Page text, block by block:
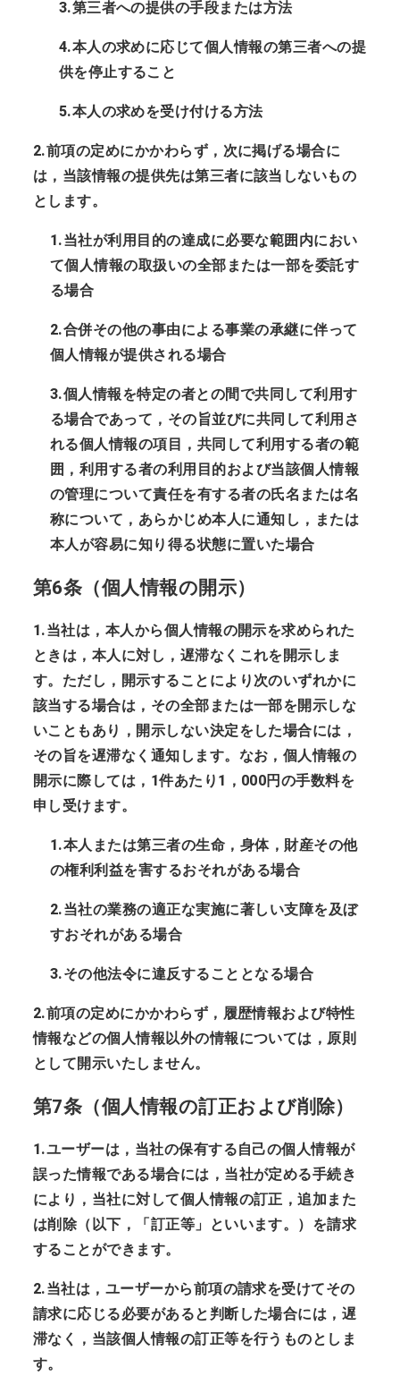
3.第三者への提供の手段または方法
4.本人の求めに応じて個人情報の第三者への提
供を停止すること
5.本人の求めを受け付ける方法
2.前項の定めにかかわらず，次に掲げる場合に
は，当該情報の提供先は第三者に該当しないもの
とします。
1.当社が利用目的の達成に必要な範囲内におい
て個人情報の取扱いの全部または一部を委託す
る場合
2.合併その他の事由による事業の承継に伴って
個人情報が提供される場合
3.個人情報を特定の者との間で共同して利用す
る場合であって，その旨並びに共同して利用さ
れる個人情報の項目，共同して利用する者の範
囲，利用する者の利用目的および当該個人情報
の管理について責任を有する者の氏名または名
称について，あらかじめ本人に通知し，または
本人が容易に知り得る状態に置いた場合
第6条（個人情報の開示）
1.当社は，本人から個人情報の開示を求められた
ときは，本人に対し，遅滞なくこれを開示しま
す。ただし，開示することにより次のいずれかに
該当する場合は，その全部または一部を開示しな
いこともあり，開示しない決定をした場合には，
その旨を遅滞なく通知します。なお，個人情報の
開示に際しては，1件あたり1，000円の手数料を
申し受けます。
1.本人または第三者の生命，身体，財産その他
の権利利益を害するおそれがある場合
2.当社の業務の適正な実施に著しい支障を及ぼ
すおそれがある場合
3.その他法令に違反することとなる場合
2.前項の定めにかかわらず，履歴情報および特性
情報などの個人情報以外の情報については，原則
として開示いたしません。
第7条（個人情報の訂正および削除）
1.ユーザーは，当社の保有する自己の個人情報が
誤った情報である場合には，当社が定める手続き
により，当社に対して個人情報の訂正，追加また
は削除（以下，「訂正等」といいます。）を請求
することができます。
2.当社は，ユーザーから前項の請求を受けてその
請求に応じる必要があると判断した場合には，遅
滞なく，当該個人情報の訂正等を行うものとしま
す。